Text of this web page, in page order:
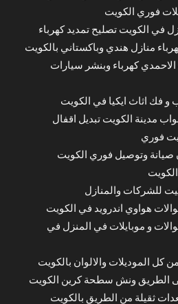
فوري الكويت
في الكويت تصليح تمديد كهرباء
منازل هندي وباكستاني بالكويت
كهرباء وبنشر سيارات
و فك اثاث ايكيا في الكويت
مدينة الكويت تبديل اقفال
فوري
صيانة وتوصيل فوري الكويت
للشركات والمنازل
هواوي اندرويد في الكويت
و موبايلات في المنزل في
كل الموديلات والالوان بالكويت
ونش سطحة كرين الكويت
ثقيلة من الطريق بالكويت